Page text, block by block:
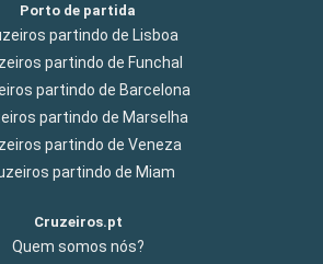
Porto de partida
partindo de Lisboa
partindo de Funchal
partindo de Barcelona
partindo de Marselha
partindo de Veneza
partindo de Miam
Cruzeiros.pt
Quem somos nós?